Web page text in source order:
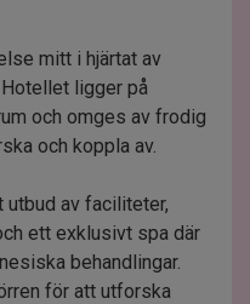
mitt i hjärtat av
ligger på
och omges av frodig
och koppla av.
utbud av faciliteter,
ett exklusivt spa där
behandlingar.
för att utforska